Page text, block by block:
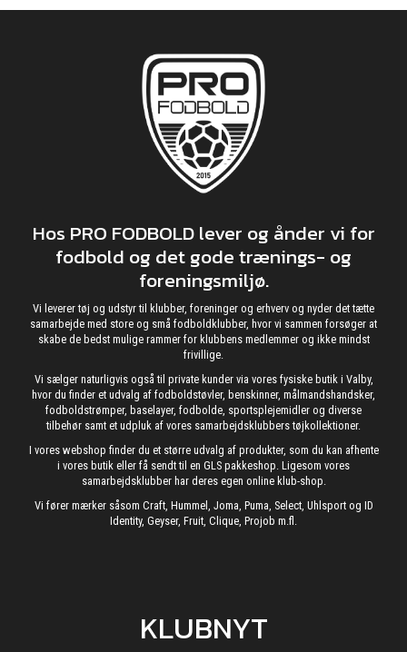
Hos PRO FODBOLD lever og ånder vi for
fodbold og det gode trænings- og
foreningsmiljø.
Vi leverer tøj og udstyr til klubber, foreninger og erhverv og nyder det tætte
samarbejde med store og små fodboldklubber, hvor vi sammen forsøger at
skabe de bedst mulige rammer for klubbens medlemmer og ikke mindst
frivillige.
Vi sælger naturligvis også til private kunder via vores fysiske butik i Valby,
hvor du finder et udvalg af fodboldstøvler, benskinner, målmandshandsker,
fodboldstrømper, baselayer, fodbolde, sportsplejemidler og diverse
tilbehør samt et udpluk af vores samarbejdsklubbers tøjkollektioner.
I vores webshop finder du et større udvalg af produkter, som du kan afhente
i vores butik eller få sendt til en GLS pakkeshop. Ligesom vores
samarbejdsklubber har deres egen online klub-shop.
Vi fører mærker såsom Craft, Hummel, Joma, Puma, Select, Uhlsport og ID
Identity, Geyser, Fruit, Clique, Projob m.fl.
KLUBNYT